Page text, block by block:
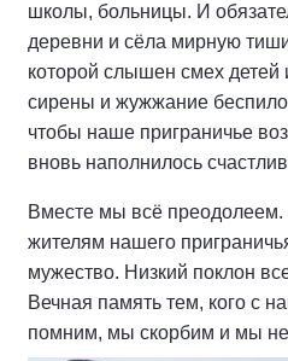
школы, больницы. И
деревни и сёла мирную
которой слышен смех детей
сирены и жужжание
чтобы наше приграничье
вновь наполнилось
Вместе мы всё
жителям нашего
мужество. Низкий поклон
Вечная память тем, кого с
помним, мы скорбим и мы